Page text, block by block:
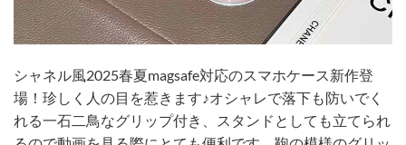
シャネル風2025春夏magsafe対応のスマホケース新作登
場！珍しく人の目を惹きます♪オシャレで落下も防いでく
れる一石二鳥なグリップ付き、スタンドとしても立てられ